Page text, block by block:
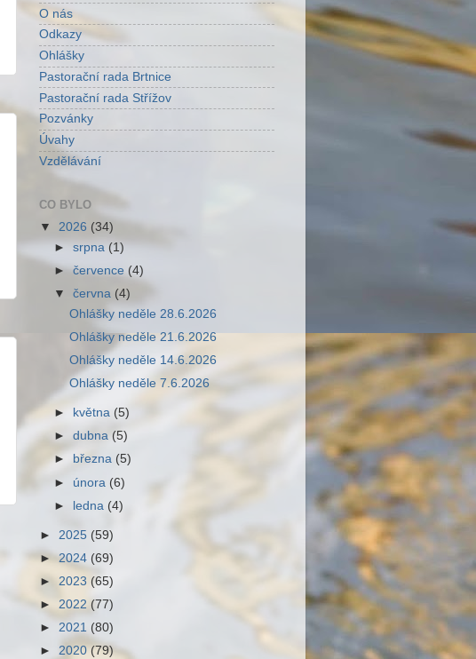
O nás
Odkazy
Ohlášky
Pastorační rada Brtnice
Pastorační rada Střížov
Pozvánky
Úvahy
Vzdělávání
CO BYLO
▼ 2026 (34)
►srpna (1)
►července (4)
▼června (4)
Ohlášky neděle 28.6.2026
Ohlášky neděle 21.6.2026
Ohlášky neděle 14.6.2026
Ohlášky neděle 7.6.2026
► května(5)
►dubna(5)
►
března (5)
► února (6)
► ledna (4)
► 2025 (59)
►2024 (69)
► 2023 (65)
► 2022 (77)
► 2021 (80)
► 2020 (79)